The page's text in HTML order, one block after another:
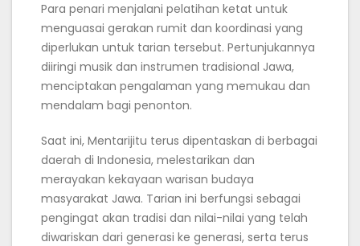
Para penari menjalani pelatihan ketat untuk
menguasai gerakan rumit dan koordinasi yang
diperlukan untuk tarian tersebut. Pertunjukannya
diiringi musik dan instrumen tradisional Jawa,
menciptakan pengalaman yang memukau dan
mendalam bagi penonton.
Saat ini, Mentarijitu terus dipentaskan di berbagai
daerah di Indonesia, melestarikan dan
merayakan kekayaan warisan budaya
masyarakat Jawa. Tarian ini berfungsi sebagai
pengingat akan tradisi dan nilai-nilai yang telah
diwariskan dari generasi ke generasi, serta terus